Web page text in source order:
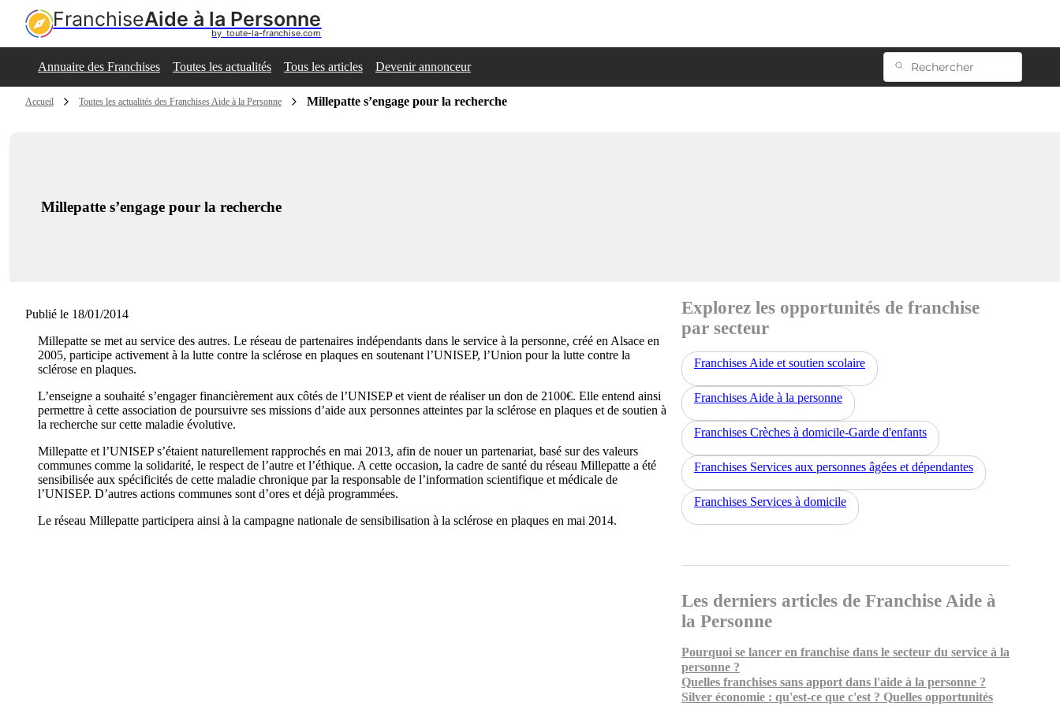
FranchiseAide à la Personne
by  toute-la-franchise.com
Annuaire des Franchises Toutes les actualités Tous les articles Devenir annonceur
Accueil Toutes les actualités des Franchises Aide à la Personne Millepatte s’engage pour la recherche
Millepatte s’engage pour la recherche
Publié le 18/01/2014
Millepatte se met au service des autres. Le réseau de partenaires indépendants dans le service à la personne, créé en Alsace en
2005, participe activement à la lutte contre la sclérose en plaques en soutenant l’UNISEP, l’Union pour la lutte contre la
sclérose en plaques.
L’enseigne a souhaité s’engager financièrement aux côtés de l’UNISEP et vient de réaliser un don de 2100€. Elle entend ainsi
permettre à cette association de poursuivre ses missions d’aide aux personnes atteintes par la sclérose en plaques et de soutien à
la recherche sur cette maladie évolutive.
Millepatte et l’UNISEP s’étaient naturellement rapprochés en mai 2013, afin de nouer un partenariat, basé sur des valeurs
communes comme la solidarité, le respect de l’autre et l’éthique. A cette occasion, la cadre de santé du réseau Millepatte a été
sensibilisée aux spécificités de cette maladie chronique par la responsable de l’information scientifique et médicale de
l’UNISEP. D’autres actions communes sont d’ores et déjà programmées.
Le réseau Millepatte participera ainsi à la campagne nationale de sensibilisation à la sclérose en plaques en mai 2014.
Explorez les opportunités de franchise
par secteur
Franchises Aide et soutien scolaire
Franchises Aide à la personne
Franchises Crèches à domicile-Garde d'enfants
Franchises Services aux personnes âgées et dépendantes
Franchises Services à domicile
Les derniers articles de Franchise Aide à
la Personne
Pourquoi se lancer en franchise dans le secteur du service à la
personne ?
Quelles franchises sans apport dans l'aide à la personne ?
Silver économie : qu'est-ce que c'est ? Quelles opportunités